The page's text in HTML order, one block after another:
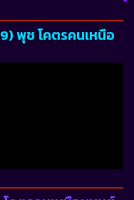
พุช โคตรคนเหนือ